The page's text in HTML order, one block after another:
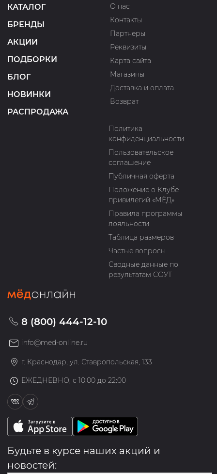
КАТАЛОГ
БРЕНДЫ
АКЦИИ
ПОДБОРКИ
БЛОГ
НОВИНКИ
РАСПРОДАЖА
О нас
Контакты
Партнеры
Реквизиты
Карта сайта
Магазины
Доставка и оплата
Возврат
Политика
конфиденциальности
Пользовательское
соглашение
Публичная оферта
Положение о Клубе
привилегий «МЁД»
Правила программы
лояльности
Таблица размеров
Частые вопросы
Сводные данные по
результатам СОУТ
8 (800) 444-12-10
info@med-online.ru
г. Краснодар, ул. Ставропольская, 133
ЕЖЕДНЕВНО, с 10:00 до 22:00
Будьте в курсе наших акций и
новостей: